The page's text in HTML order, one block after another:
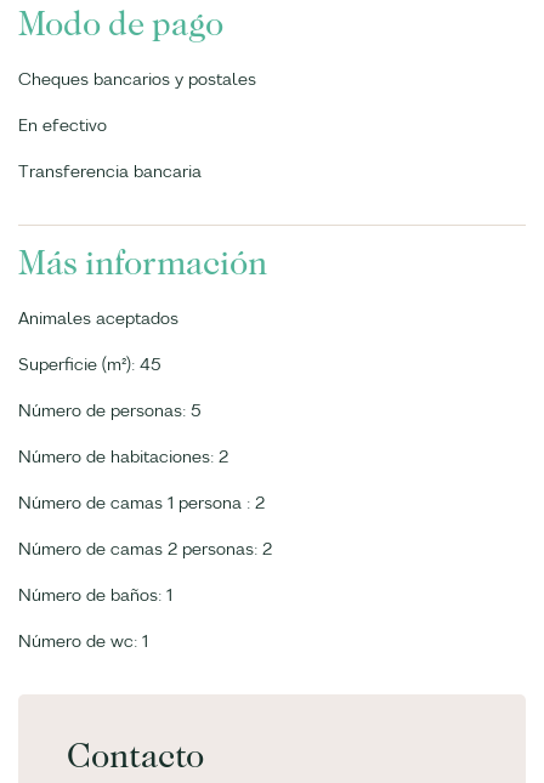
Modo de pago
Cheques bancarios y postales
En efectivo
Transferencia bancaria
Más información
Animales aceptados
Superficie (m²): 45
Número de personas: 5
Número de habitaciones: 2
Número de camas 1 persona : 2
Número de camas 2 personas: 2
Número de baños: 1
Número de wc: 1
Contacto